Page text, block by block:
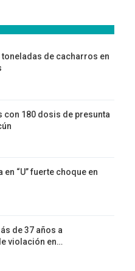
toneladas de cacharros en
con 180 dosis de presunta
en “U” fuerte choque en
de 37 años a
violación en…